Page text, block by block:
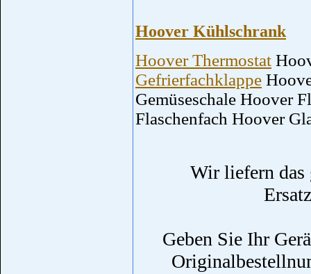
Hoover Kühlschrank
Hoover Thermostat
Gefrierfachklappe
Gemüseschale Hoover
Flaschenfach Hoover
Wir liefern das
Geben Sie Ihr